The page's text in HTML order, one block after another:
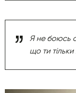
Я не боюсь
що ти